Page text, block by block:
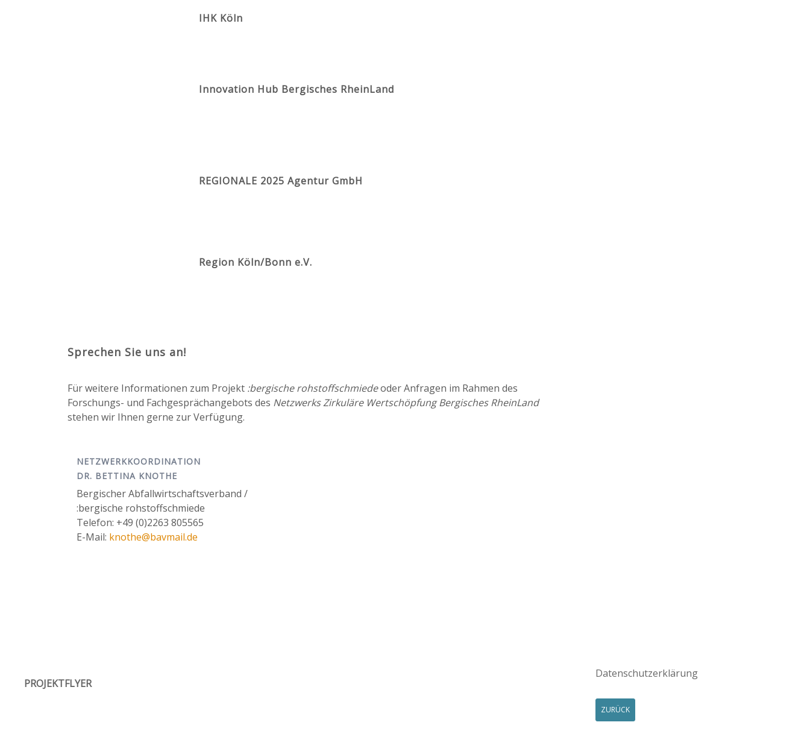
IHK Köln
Innovation Hub Bergisches RheinLand
REGIONALE 2025 Agentur GmbH
Region Köln/Bonn e.V.
Sprechen Sie uns an!
Für weitere Informationen zum Projekt :bergische rohstoffschmiedeoder Anfragen im Rahmen des
Forschungs- und Fachgesprächangebots des Netzwerks Zirkuläre Wertschöpfung Bergisches RheinLand
stehen wir Ihnen gerne zur Verfügung.
NETZWERKKOORDINATION
DR. BETTINA KNOTHE
Bergischer Abfallwirtschaftsverband /
:bergische rohstoffschmiede
Telefon: +49 (0)2263 805565
E-Mail: knothe@bavmail.de
PROJEKTFLYER
Datenschutzerklärung
ZURÜCK